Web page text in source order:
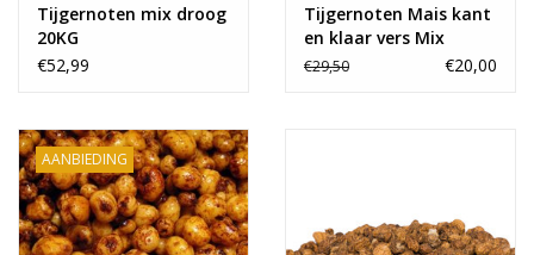
Tijgernoten mix droog
20KG
€52,99
Tijgernoten Mais kant
en klaar vers Mix
Madness actie
€29,50 €20,00
AANBIEDING